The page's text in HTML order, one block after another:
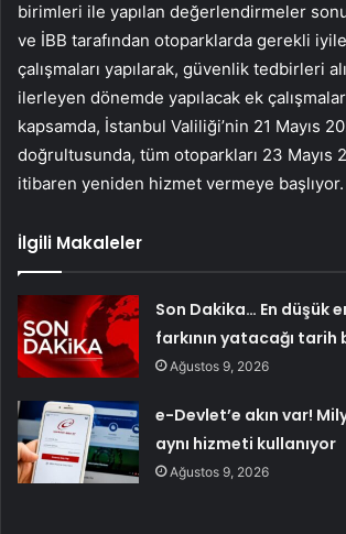
birimleri ile yapılan değerlendirmeler
ve İBB tarafından otoparklarda gerekli
çalışmaları yapılarak, güvenlik tedbirleri
ilerleyen dönemde yapılacak ek
kapsamda, İstanbul Valiliği’nin 21 Mayıs
doğrultusunda, tüm otoparkları 23 Mayıs
itibaren yeniden hizmet vermeye başlıyor.
İlgili Makaleler
Son Dakika… En düşük
farkının yatacağı tarih
Ağustos 9, 2026
e-Devlet’e akın var!
aynı hizmeti kullanıyor
Ağustos 9, 2026